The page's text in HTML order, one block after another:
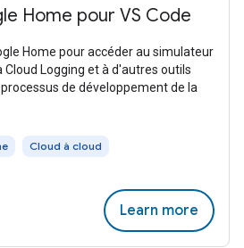
Home pour VS Code
Home pour accéder au simulateur
Cloud Logging et à d'autres outils
de développement de la
Cloud à cloud
Learn more